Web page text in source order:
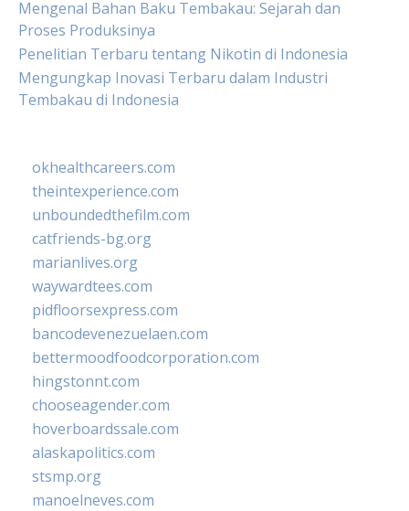
Mengenal Bahan Baku Tembakau: Sejarah dan
Proses Produksinya
Penelitian Terbaru tentang Nikotin di Indonesia
Mengungkap Inovasi Terbaru dalam Industri
Tembakau di Indonesia
okhealthcareers.com
theintexperience.com
unboundedthefilm.com
catfriends-bg.org
marianlives.org
waywardtees.com
pidfloorsexpress.com
bancodevenezuelaen.com
bettermoodfoodcorporation.com
hingstonnt.com
chooseagender.com
hoverboardssale.com
alaskapolitics.com
stsmp.org
manoelneves.com